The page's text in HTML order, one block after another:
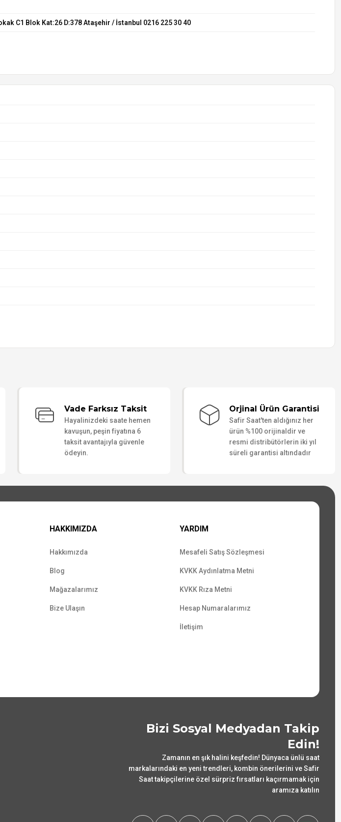
C1 Blok Kat:26 D:378 Ataşehir / İstanbul 0216 225 30 40
Vade Farksız Taksit
Hayalinizdeki saate hemen
kavuşun, peşin fiyatına 6
taksit avantajıyla güvenle
ödeyin.
Orjinal Ürün Garantisi
Safir Saat'ten aldığınız her
ürün %100 orijinaldir ve
resmi distribütörlerin iki yıl
süreli garantisi altındadır
HAKKIMIZDA
Hakkımızda
Blog
Mağazalarımız
Bize Ulaşın
YARDIM
Mesafeli Satış Sözleşmesi
KVKK Aydınlatma Metni
KVKK Rıza Metni
Hesap Numaralarımız
İletişim
Bizi Sosyal Medyadan Takip
Edin!
Zamanın en şık halini keşfedin! Dünyaca ünlü saat
markalarındaki en yeni trendleri, kombin önerilerini ve Safir
Saat takipçilerine özel sürpriz fırsatları kaçırmamak için
aramıza katılın